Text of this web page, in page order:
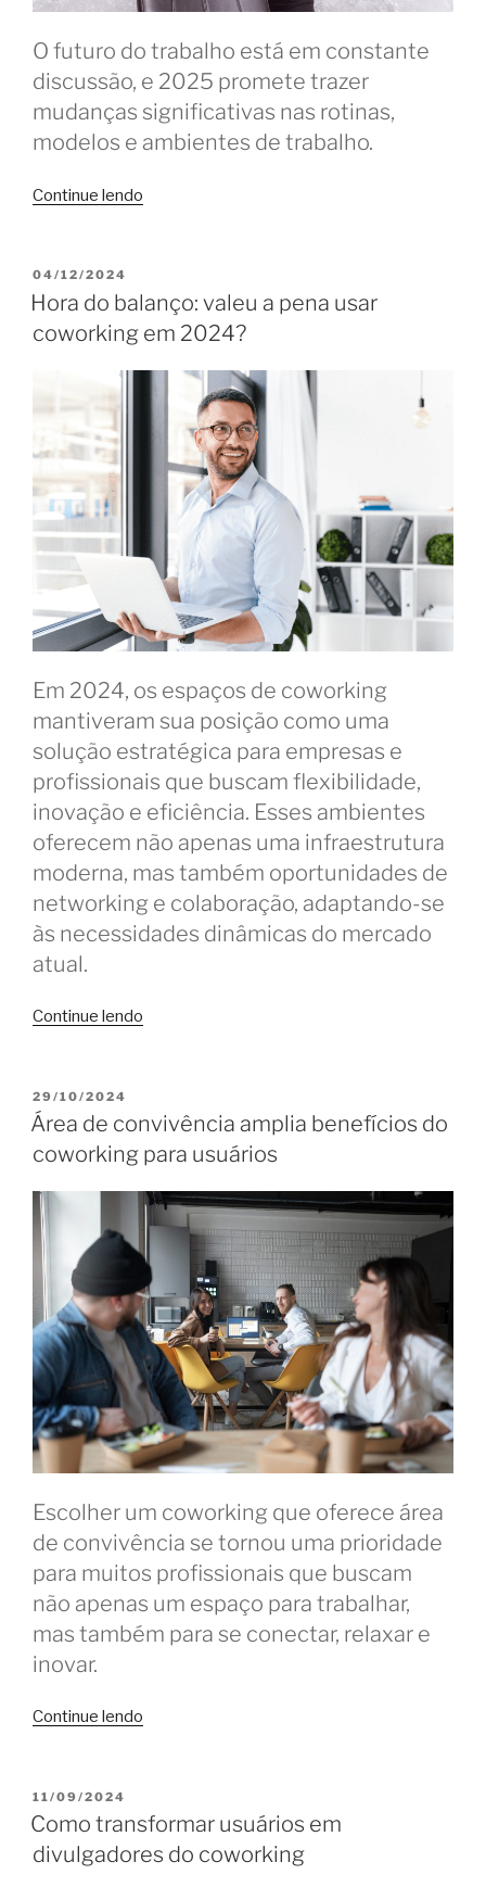
O futuro do trabalho está em constante
discussão, e 2025 promete trazer
mudanças significativas nas rotinas,
modelos e ambientes de trabalho.
Continue lendo
em
2025:
modelos
ambientes
transformação”
PUBLICADO
EM
04/12/2024
Hora do balanço: valeu a pena usar
coworking em 2024?
Em 2024, os espaços de coworking
mantiveram sua posição como uma
solução estratégica para empresas e
profissionais que buscam flexibilidade,
inovação e eficiência. Esses ambientes
oferecem não apenas uma infraestrutura
moderna, mas também oportunidades de
networking e colaboração, adaptando-se
às necessidades dinâmicas do mercado
atual.
Continue lendo
a
pena
usar
coworking
em
2024?”
PUBLICADO
EM
29/10/2024
Área de convivência amplia benefícios do
coworking para usuários
Escolher um coworking que oferece área
de convivência se tornou uma prioridade
para muitos profissionais que buscam
não apenas um espaço para trabalhar,
mas também para se conectar, relaxar e
inovar.
Continue lendo
benefícios
do
PUBLICADO
EM
11/09/2024
Como transformar usuários em
divulgadores do coworking